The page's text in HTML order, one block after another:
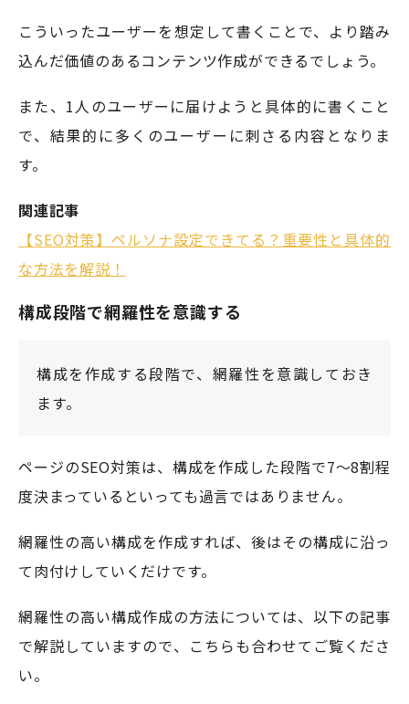
こういったユーザーを想定して書くことで、より踏み
込んだ価値のあるコンテンツ作成ができるでしょう。
また、1人のユーザーに届けようと具体的に書くこと
で、結果的に多くのユーザーに刺さる内容となりま
す。
関連記事
【SEO対策】ペルソナ設定できてる？重要性と具体的
な方法を解説！
構成段階で網羅性を意識する
構成を作成する段階で、網羅性を意識しておき
ます。
ページのSEO対策は、構成を作成した段階で7～8割程
度決まっているといっても過言ではありません。
網羅性の高い構成を作成すれば、後はその構成に沿っ
て肉付けしていくだけです。
網羅性の高い構成作成の方法については、以下の記事
で解説していますので、こちらも合わせてご覧くださ
い。